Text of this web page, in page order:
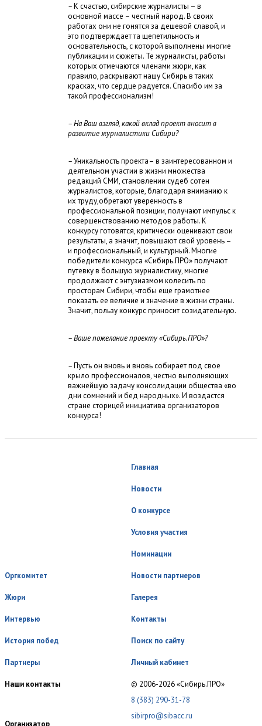
–К счастью, сибирские журналисты – в
основной массе – честный народ. В своих
работах они не гонятся за дешевой славой, и
это подтверждает та щепетильность и
основательность, с которой выполнены многие
публикации и сюжеты. Те журналисты, работы
которых отмечаются членами жюри, как
правило, раскрывают нашу Сибирь в таких
красках, что сердце радуется. Спасибо им за
такой профессионализм!
– На Ваш взгляд, какой вклад проект вносит в
развитие журналистики Сибири?
–Уникальность проекта– в заинтересованном и
деятельном участии в жизни множества
редакций СМИ, становлении судеб сотен
журналистов, которые, благодаря вниманию к
их труду,обретают уверенность в
профессиональной позиции, получают импульс к
совершенствованию методов работы. К
конкурсу готовятся, критически оценивают свои
результаты, а значит, повышают свой уровень –
и профессиональный, и культурный. Многие
победители конкурса «Сибирь.ПРО» получают
путевку в большую журналистику, многие
продолжают с энтузиазмом колесить по
просторам Сибири, чтобы еще грамотнее
показать ее величие и значение в жизни страны.
Значит, пользу конкурс приносит созидательную.
– Ваше пожелание проекту «Сибирь.ПРО»?
–Пусть он вновь и вновь собирает под свое
крыло профессионалов, честно выполняющих
важнейшую задачу консолидации общества «во
дни сомнений и бед народных». И воздастся
стране сторицей инициатива организаторов
конкурса!
Главная
Новости
О конкурсе
Условия участия
Номинации
Оргкомитет
Жюри
Интервью
История побед
Партнеры
Новости партнеров
Галерея
Контакты
Поиск по сайту
Личный кабинет
Наши контакты
Организатор
© 2006-2026 «Сибирь.ПРО»
8 (383) 290-31-78
sibirpro@sibacc.ru